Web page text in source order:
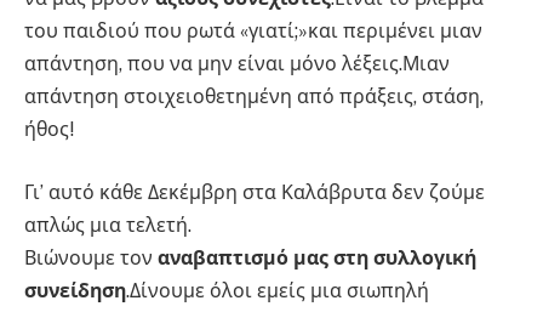
του παιδιού που ρωτά «γιατί;»και περιμένει μιαν
απάντηση, που να μην είναι μόνο λέξεις.Μιαν
απάντηση στοιχειοθετημένη από πράξεις, στάση,
ήθος!
Γι’ αυτό κάθε Δεκέμβρη στα Καλάβρυτα δεν ζούμε
απλώς μια τελετή.
Βιώνουμε τον αναβαπτισμό μας στη συλλογική
συνείδηση.Δίνουμε όλοι εμείς μια σιωπηλή